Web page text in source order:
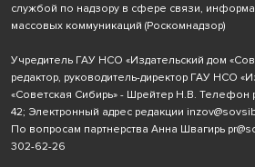
службой по надзору в сфере связи,
массовых коммуникаций (Роскомнадзор)
Учредитель ГАУ НСО «Издательский дом
редактор, руководитель-директор ГАУ НСО
«Советская Сибирь» - Шрейтер Н.В. Телефон
42; Электронный адрес редакции
По вопросам партнерства Анна Швагирь
302-62-26